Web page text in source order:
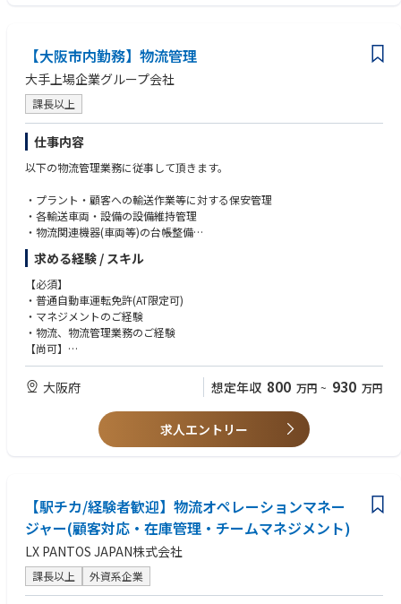
ことを期待しております。
【活かせるスキル】
・貿易実務や輸出入に関する業務経験
・安全保障貿易管理、または法令・コンプライアンス対応の経験
・社内外の関係者との調整・折衝経験
・物流、フォワーダー、輸送手配に関する知識・経験
・英語を用いた業務（メール・文章を翻訳して理解できるレベル）
ればキャッチアップいただける環境です。
【身につくスキル】
・安全保障貿易管理に関する専門知識および実務対応力
・法令に基づく判断力およびリスクマネジメント力
・社内外の関係者を巻き込む調整・推進力
・業務プロセスの標準化・改善力
・グローバルビジネスを支える輸出管理・物流領域の総合的な知見
【資格】
・貿易実務検定（C級・B級以上）
・安全保障輸出管理実務能力認定試験（CISTEC）資格
【語学力】TOEIC600点 / 英語を使った業務経験
1.アカウント グループ：御取引先様からの在庫品オーダー（EDIを含む）
を営業チームと連動の上、出荷入力業務。
2.オーダー エントリー グループ：社内からの依頼を含む各種出荷入力・在
庫移動依頼へ対応業務。
3.カスタム ボール グループ：ホールセール・法人オーダーを含むカスタム
ボール プログラムのオーダー入力・出荷対応業務。
4.カスタム クラブ グループ：カスタム クラブ プログラムのオーダー入
力・出荷対応。
管理業務。
6.カスタマー リレーション グループ：お客様相談電話・メールの対応・管
理業務。（倉庫の修理チームとの連動を含む）
・小規模であっても、社内部門横断型のプロジェクトをリードした経験。
・ゴルフを含むスポーツ用品業界でのセールス・セールスオペレーショ
ン・カスタマーサービスなどの業務経験。
英語：翻訳ツールを利用しても構わないので、メール、チャットなどでの
読み書きができる打ち合わせや会議で話している内容が理解でき、拙いな
がらも必要に応じて発言ができる
※入社後に語学学習支援制度等を利用の上、英語を学習することができま
す。電話会議等もできるレベル
【大阪市内勤務】物流管理
大手上場企業グループ会社
課長以上
仕事内容
以下の物流管理業務に従事して頂きます。
・プラント・顧客への輸送作業等に対する保安管理
・各輸送車両・設備の設備維持管理
・物流関連機器(車両等)の台帳整備
・各物流会社に委託している輸送コストの管理
・その他、付随業務(データ入力、資料・議事録作成 等)
※部署のマネジメント業務をお願いする場合もあります。
求める経験 / スキル
【必須】
・普通自動車運転免許(AT限定可)
・マネジメントのご経験
・物流、物流管理業務のご経験
【尚可】
・社内業務システムの運用展開のご経験
大阪府 想定年収 800 万円 ~ 930 万円
求人エントリー
【駅チカ/経験者歓迎】物流オペレーションマネー
ジャー(顧客対応・在庫管理・チームマネジメント)
LX PANTOS JAPAN株式会社
課長以上 外資系企業